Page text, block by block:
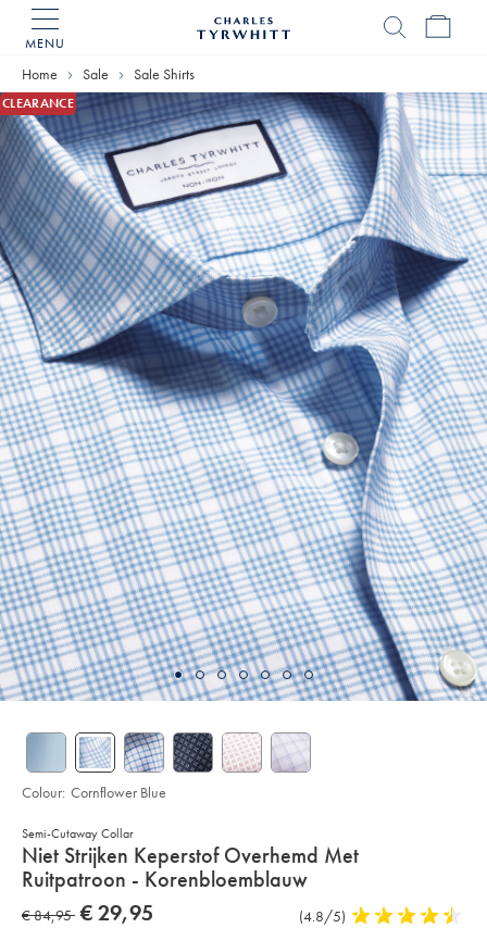
MENU
Home
Home Sale Sale Shirts
CLEARANCE
Semi-Cutaway Collar
Details
About
Product:
Niet Strijken Keperstof Overhemd Met
Ruitpatroon - Korenbloemblauw
Details
https://www.charlestyrwhitt.com/eu/nl/niet-
strijken-
was
€ 84,95 now
€ 29,95
Product
(4.8/5) 4,8
Colour: Cornflower Blue